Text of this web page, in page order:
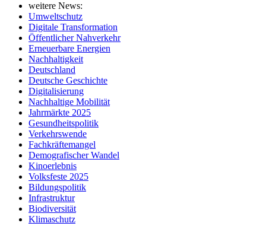
weitere News:
Umweltschutz
Digitale Transformation
Öffentlicher Nahverkehr
Erneuerbare Energien
Nachhaltigkeit
Deutschland
Deutsche Geschichte
Digitalisierung
Nachhaltige Mobilität
Jahrmärkte 2025
Gesundheitspolitik
Verkehrswende
Fachkräftemangel
Demografischer Wandel
Kinoerlebnis
Volksfeste 2025
Bildungspolitik
Infrastruktur
Biodiversität
Klimaschutz